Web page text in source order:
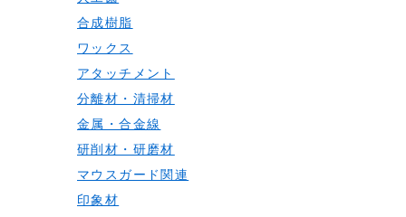
合成樹脂
ワックス
アタッチメント
分離材・清掃材
金属・合金線
研削材・研磨材
マウスガード関連
印象材